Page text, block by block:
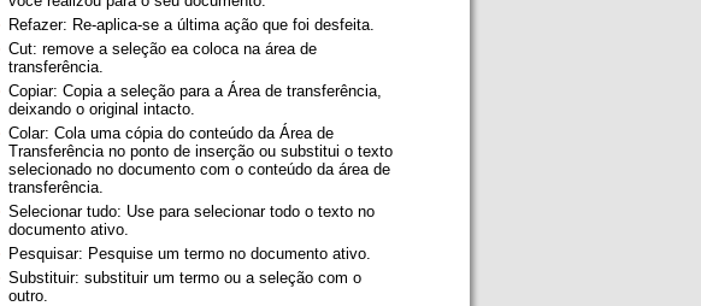
Refazer: Re-aplica-se a última ação que foi desfeita.
Cut: remove a seleção ea coloca na área de
transferência.
Copiar: Copia a seleção para a Área de transferência,
deixando o original intacto.
Colar: Cola uma cópia do conteúdo da Área de
Transferência no ponto de inserção ou substitui o texto
selecionado no documento com o conteúdo da área de
transferência.
Selecionar tudo: Use para selecionar todo o texto no
documento ativo.
Pesquisar: Pesquise um termo no documento ativo.
Substituir: substituir um termo ou a seleção com o
outro.